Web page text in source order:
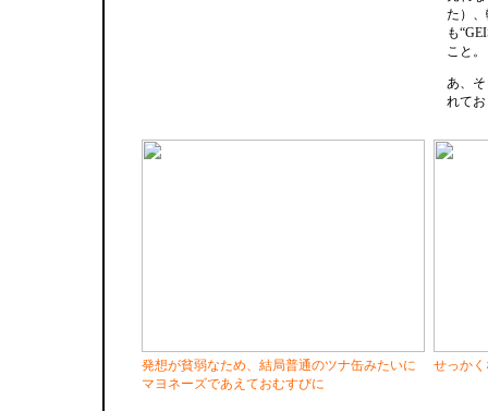
た）
も
こと。
あ、
れて
発想が貧弱なため、結局普通のツナ缶みたいに
マヨネーズであえておむすびに
せっか